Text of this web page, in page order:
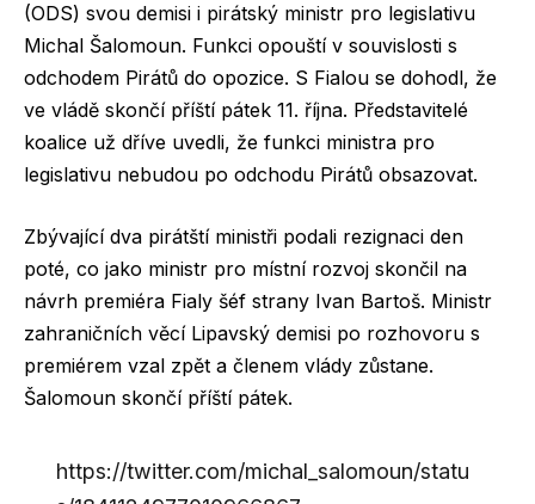
(ODS) svou demisi i pirátský ministr pro legislativu
Michal Šalomoun. Funkci opouští v souvislosti s
odchodem Pirátů do opozice. S Fialou se dohodl, že
ve vládě skončí příští pátek 11. října. Představitelé
koalice už dříve uvedli, že funkci ministra pro
legislativu nebudou po odchodu Pirátů obsazovat.
Zbývající dva pirátští ministři podali rezignaci den
poté, co jako ministr pro místní rozvoj skončil na
návrh premiéra Fialy šéf strany Ivan Bartoš. Ministr
zahraničních věcí Lipavský demisi po rozhovoru s
premiérem vzal zpět a členem vlády zůstane.
Šalomoun skončí příští pátek.
https://twitter.com/michal_salomoun/statu